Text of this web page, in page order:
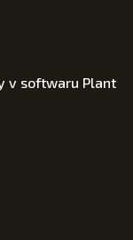
v softwaru Plant